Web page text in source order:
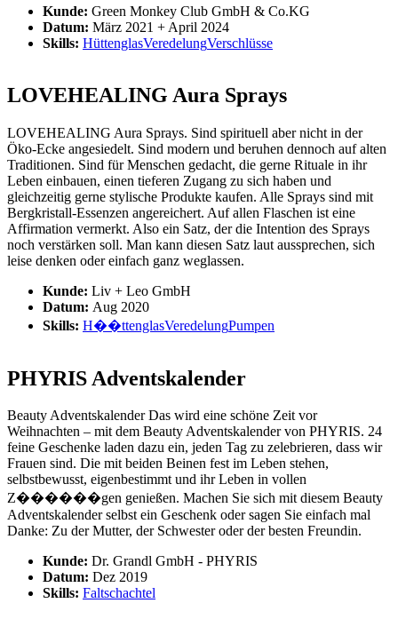
Kunde: Green Monkey Club GmbH & Co.KG
Datum: März 2021 + April 2024
Skills: HüttenglasVeredelungVerschlüsse
LOVEHEALING Aura Sprays
LOVEHEALING Aura Sprays. Sind spirituell aber nicht in der
Öko-Ecke angesiedelt. Sind modern und beruhen dennoch auf alten
Traditionen. Sind für Menschen gedacht, die gerne Rituale in ihr
Leben einbauen, einen tieferen Zugang zu sich haben und
gleichzeitig gerne stylische Produkte kaufen. Alle Sprays sind mit
Bergkristall-Essenzen angereichert. Auf allen Flaschen ist eine
Affirmation vermerkt. Also ein Satz, der die Intention des Sprays
noch verstärken soll. Man kann diesen Satz laut aussprechen, sich
leise denken oder einfach ganz weglassen.
Kunde: Liv + Leo GmbH
Datum: Aug 2020
Skills: H��ttenglasVeredelungPumpen
PHYRIS Adventskalender
Beauty Adventskalender Das wird eine schöne Zeit vor
Weihnachten – mit dem Beauty Adventskalender von PHYRIS. 24
feine Geschenke laden dazu ein, jeden Tag zu zelebrieren, dass wir
Frauen sind. Die mit beiden Beinen fest im Leben stehen,
selbstbewusst, eigenbestimmt und ihr Leben in vollen
Z������gen genießen. Machen Sie sich mit diesem Beauty
Adventskalender selbst ein Geschenk oder sagen Sie einfach mal
Danke: Zu der Mutter, der Schwester oder der besten Freundin.
Kunde: Dr. Grandl GmbH - PHYRIS
Datum: Dez 2019
Skills: Faltschachtel